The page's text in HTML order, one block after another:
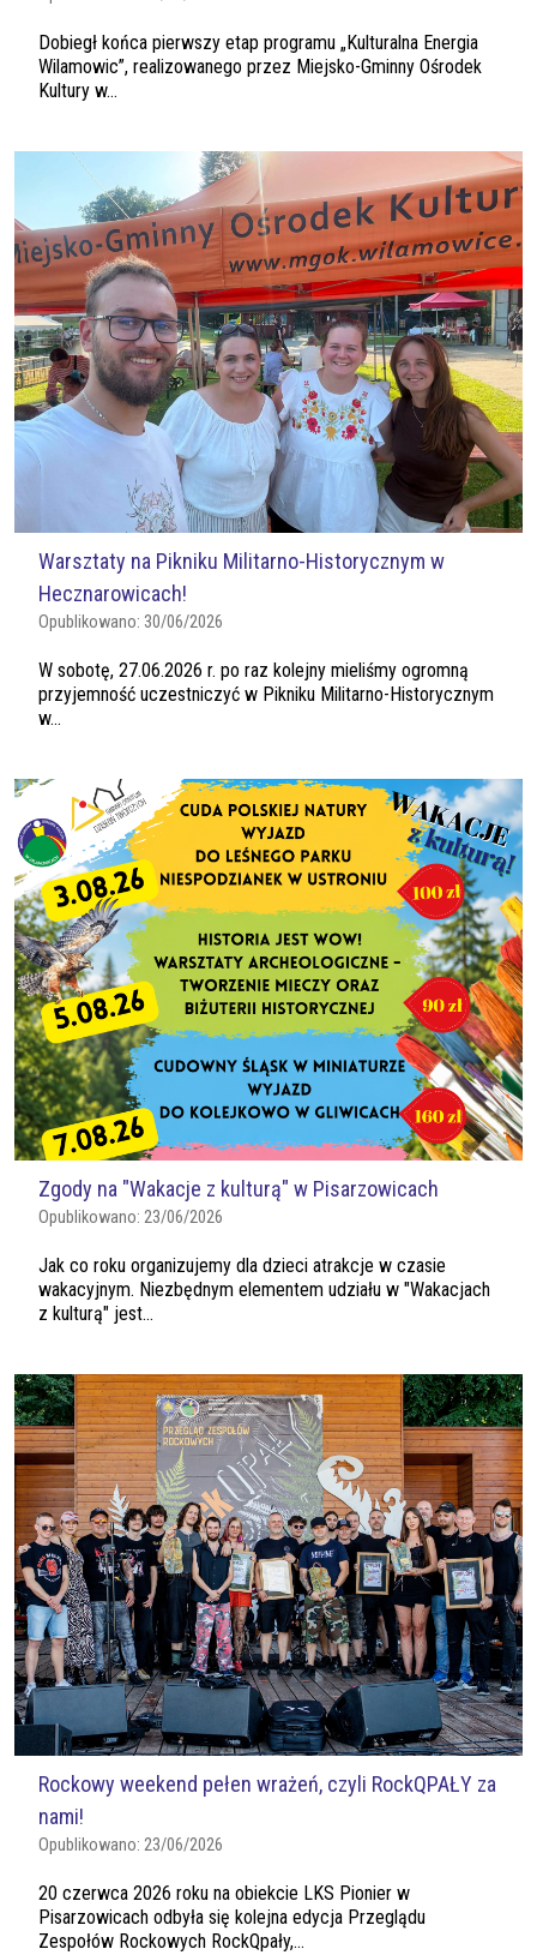
Dobiegł końca pierwszy etap programu „Kulturalna Energia
Wilamowic”, realizowanego przez Miejsko-Gminny Ośrodek
Kultury w...
Warsztaty na Pikniku Militarno-Historycznym w
Hecznarowicach!
Opublikowano: 30/06/2026
W sobotę, 27.06.2026 r. po raz kolejny mieliśmy ogromną
przyjemność uczestniczyć w Pikniku Militarno-Historycznym
w...
Zgody na "Wakacje z kulturą" w Pisarzowicach
Opublikowano: 23/06/2026
Jak co roku organizujemy dla dzieci atrakcje w czasie
wakacyjnym. Niezbędnym elementem udziału w "Wakacjach
z kulturą" jest...
Rockowy weekend pełen wrażeń, czyli RockQPAŁY za
nami!
Opublikowano: 23/06/2026
20 czerwca 2026 roku na obiekcie LKS Pionier w
Pisarzowicach odbyła się kolejna edycja Przeglądu
Zespołów Rockowych RockQpały,...